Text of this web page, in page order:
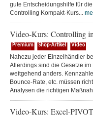
gute Entscheidungshilfe für
Controlling Kompakt-Kurs...
Video-Kurs: Controlling
Premium Shop-Artikel Video
Nahezu jeder Einzelhändler
Allerdings sind die Gesetze
weitgehend anders.
Bounce-Rate, etc. müssen
Analysen die richtigen
Video-Kurs: Excel-